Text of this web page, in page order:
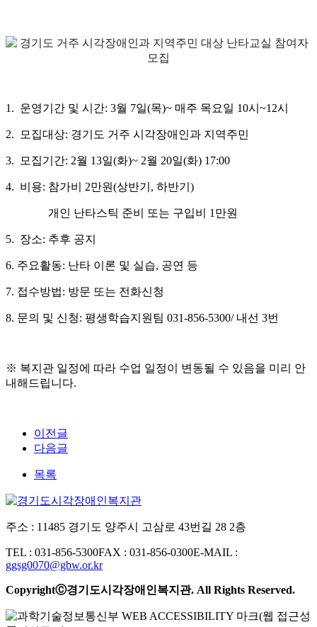
1. 운영기간 및 시간: 3월 7일(목)~ 매주 목요일 10시~12시
2. 모집대상: 경기도 거주 시각장애인과 지역주민
3. 모집기간: 2월 13일(화)~ 2월 20일(화) 17:00
4. 비용: 참가비 2만원(상반기, 하반기)
개인 난타스틱 준비 또는 구입비 1만원
5. 장소: 추후 공지
6. 주요활동: 난타 이론 및 실습, 공연 등
7. 접수방법: 방문 또는 전화신청
8. 문의 및 신청: 평생학습지원팀 031-856-5300/ 내선 3번
※ 복지관 일정에 따라 수업 일정이 변동될 수 있음을 미리 안
내해드립니다.
이전글
다음글
목록
주소 : 11485 경기도 양주시 고삼로 43번길 28 2층
TEL : 031-856-5300FAX : 031-856-0300E-MAIL :
ggsg0070@gbw.or.kr
CopyrightⒸ경기도시각장애인복지관. All Rights Reserved.